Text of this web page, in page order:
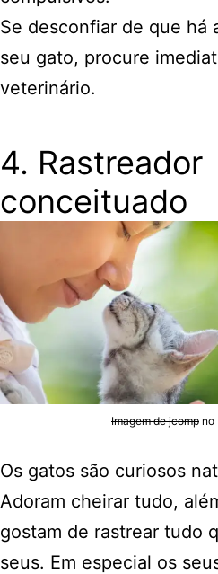
Se desconfiar de que há
seu gato, procure
veterinário.
4. Rastreador
conceituado
Imagem de jcomp no
Os gatos são curiosos
Adoram cheirar tudo,
gostam de rastrear tudo
seus. Em especial os